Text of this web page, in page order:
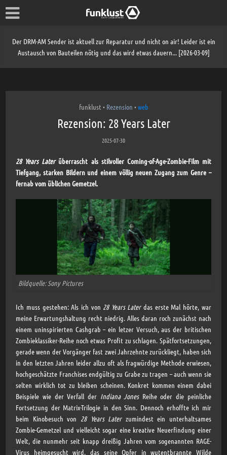
Der DRM-AM Sender ist aktuell zur Reparatur und nicht on air! Leider ist ein
Austausch von Bauteilen nötig und das wird etwas dauern... [2026-03-09]
funklust • Rezension • web
Rezension: 28 Years Later
2025-07-30
28 Years Later überrascht als stilvoller Coming-of-Age-Zombie-Film mit
Tiefgang, starken Bildern und einem völlig neuen Zugang zum Genre –
fernab vom üblichen Gemetzel.
Bildquelle: Sony Pictures
Ich muss gestehen: Als ich von 28 Years Laterdas erste Mal hörte, war
meine Erwartungshaltung recht niedrig. Alles daran roch zunächst nach
einem uninspirierten Cashgrab – ein letzer Versuch, aus der britischen
Zombieklassiker-Reihe noch etwas Profit zu schlagen. Spätfortsetzungen,
gerade wenn der Vorgänger fast zwei Jahrzehnte zurückliegt, haben sich
in den letzten Jahren leider allzu oft als fragwürdige Methode erwiesen,
hochgeschätzte Franchises endgültig zu Grabe zu tragen – auch wenn sie
selten wirklich tot zu bleiben scheinen. Konkret kommen einem dabei
Beispiele wie der Verfall derIndiana JonesReihe oder die peinliche
Fortsetzung der Matrix-Trilogie in den Sinn. Dennoch erhoffte ich mir
beim Kinobesuch von 28 Years Later zumindest ein unterhaltsames
Zombie-Gemetzel und vielleicht sogar eine kreative Neuerfindung einer
Welt, die nunmehr seit knapp dreißig Jahren vom sogenannten RAGE-
Virus heimgesucht wird, das seine Opfer in wutentbrannte Wilde